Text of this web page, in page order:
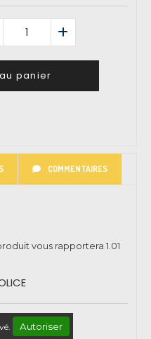
panier
COMMENTAIRES
vous rapportera 1.01
Autoriser